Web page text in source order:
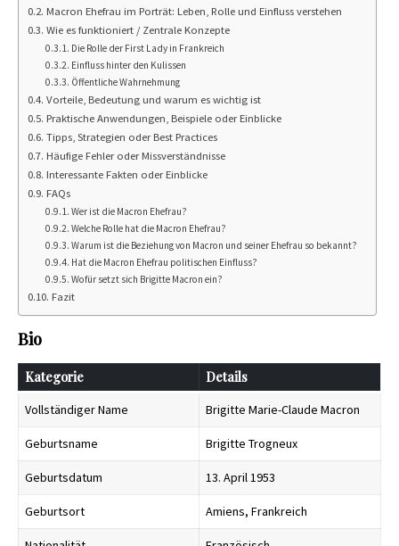
Macron Ehefrau im Porträt: Leben, Rolle und Einfluss verstehen
Wie es funktioniert / Zentrale Konzepte
Die Rolle der First Lady in Frankreich
Einfluss hinter den Kulissen
Öffentliche Wahrnehmung
Vorteile, Bedeutung und warum es wichtig ist
Praktische Anwendungen, Beispiele oder Einblicke
Tipps, Strategien oder Best Practices
Häufige Fehler oder Missverständnisse
Interessante Fakten oder Einblicke
FAQs
Wer ist die Macron Ehefrau?
Welche Rolle hat die Macron Ehefrau?
Warum ist die Beziehung von Macron und seiner Ehefrau so bekannt?
Hat die Macron Ehefrau politischen Einfluss?
Wofür setzt sich Brigitte Macron ein?
Fazit
Bio
Kategorie Details
Vollständiger Name Brigitte Marie-Claude Macron
Geburtsname Brigitte Trogneux
Geburtsdatum 13. April 1953
Geburtsort Amiens, Frankreich